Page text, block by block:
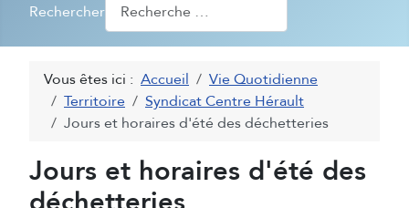
Rechercher
Vous êtes ici : Accueil
Vie Quotidienne
Territoire
Syndicat Centre Hérault
Jours et horaires d'été des déchetteries
Jours et horaires d'été des